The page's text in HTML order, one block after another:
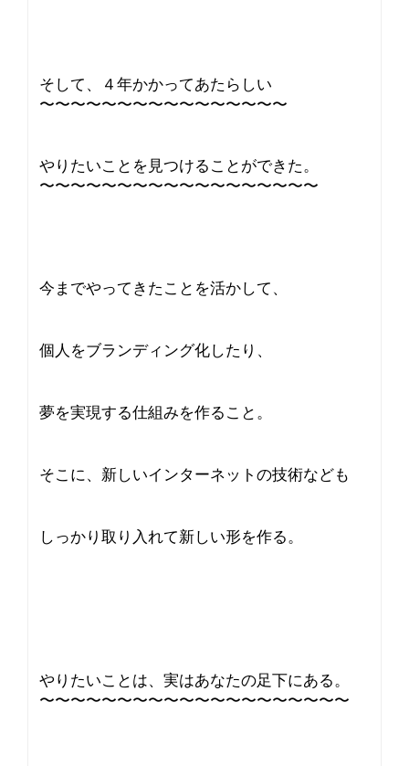
そして、４年かかってあたらしい
〜〜〜〜〜〜〜〜〜〜〜〜〜〜〜〜
やりたいことを見つけることができた。
〜〜〜〜〜〜〜〜〜〜〜〜〜〜〜〜〜〜
今までやってきたことを活かして、
個人をブランディング化したり、
夢を実現する仕組みを作ること。
そこに、新しいインターネットの技術なども
しっかり取り入れて新しい形を作る。
やりたいことは、実はあなたの足下にある。
〜〜〜〜〜〜〜〜〜〜〜〜〜〜〜〜〜〜〜〜